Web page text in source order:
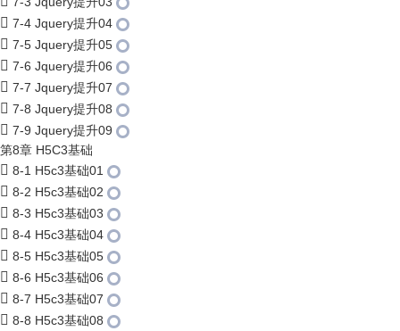
7-4 Jquery提升04
7-5 Jquery提升05
7-6 Jquery提升06
7-7 Jquery提升07
7-8 Jquery提升08
7-9 Jquery提升09
第8章 H5C3基础
8-1 H5c3基础01
8-2 H5c3基础02
8-3 H5c3基础03
8-4 H5c3基础04
8-5 H5c3基础05
8-6 H5c3基础06
8-7 H5c3基础07
8-8 H5c3基础08